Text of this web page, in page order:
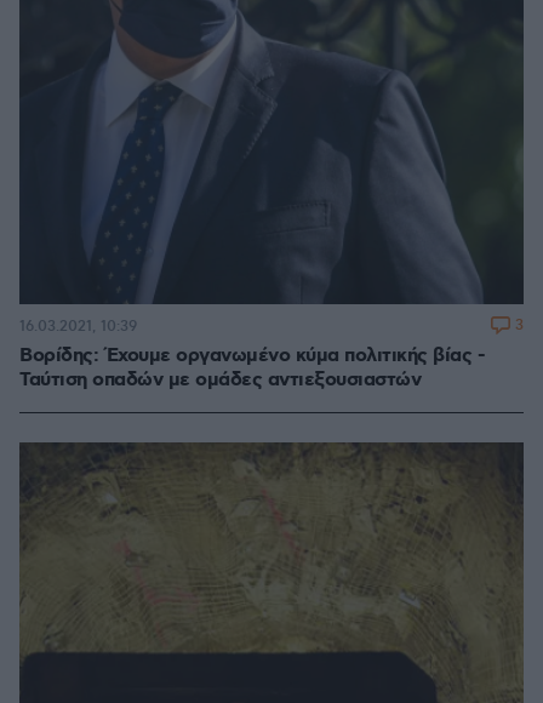
Βορίδης: Έχουμε οργανωμένο κύμα πολιτικής βίας -
Ταύτιση οπαδών με ομάδες αντιεξουσιαστών
16.03.2021, 10:39 3